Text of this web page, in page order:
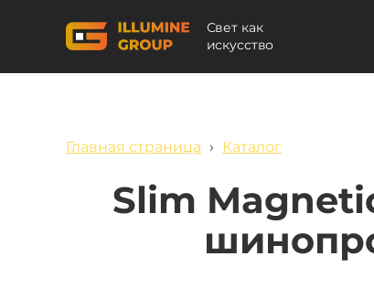
Свет как
искусство
Главная страница › Каталог
Slim